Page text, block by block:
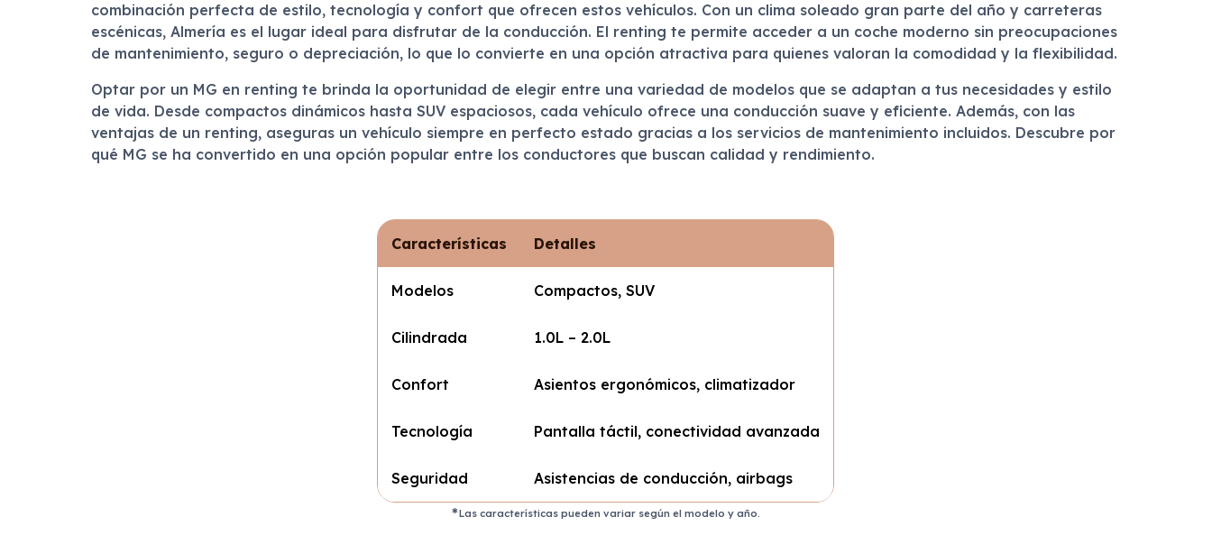
combinación perfecta de estilo, tecnología y confort que ofrecen estos vehículos. Con un clima soleado gran parte del año y carreteras
escénicas, Almería es el lugar ideal para disfrutar de la conducción. El renting te permite acceder a un coche moderno sin preocupaciones
de mantenimiento, seguro o depreciación, lo que lo convierte en una opción atractiva para quienes valoran la comodidad y la flexibilidad.
Optar por un MG en renting te brinda la oportunidad de elegir entre una variedad de modelos que se adaptan a tus necesidades y estilo
de vida. Desde compactos dinámicos hasta SUV espaciosos, cada vehículo ofrece una conducción suave y eficiente. Además, con las
ventajas de un renting, aseguras un vehículo siempre en perfecto estado gracias a los servicios de mantenimiento incluidos. Descubre por
qué MG se ha convertido en una opción popular entre los conductores que buscan calidad y rendimiento.
Características Detalles
Modelos Compactos, SUV
Cilindrada 1.0L – 2.0L
Confort Asientos ergonómicos, climatizador
Tecnología Pantalla táctil, conectividad avanzada
Seguridad Asistencias de conducción, airbags
Las características pueden variar según el modelo y año.